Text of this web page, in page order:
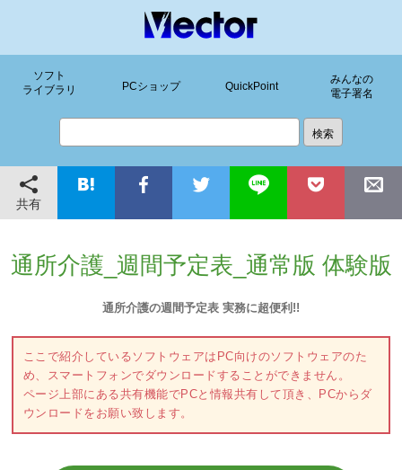
ソフト
ライブラリ
PCショップ QuickPoint
みんなの
電子署名
共有
通所介護_週間予定表_通常版 体験版
通所介護の週間予定表 実務に超便利!!
ここで紹介しているソフトウェアはPC向けのソフトウェアのた
め、スマートフォンでダウンロードすることができません。
ページ上部にある共有機能でPCと情報共有して頂き、PCからダ
ウンロードをお願い致します。